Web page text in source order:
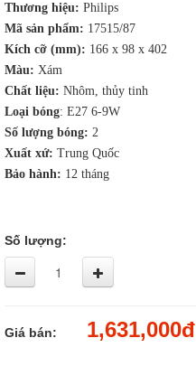
Thương hiệu: Philips
Mã sản phẩm: 17515/87
Kích cỡ (mm): 166 x 98 x 402
Màu: Xám
Chất liệu: Nhôm, thủy tinh
Loại bóng: E27 6-9W
Số lượng bóng: 2
Xuất xứ: Trung Quốc
Bảo hành: 12 tháng
Số lượng:
Giá bán: 1,631,000đ